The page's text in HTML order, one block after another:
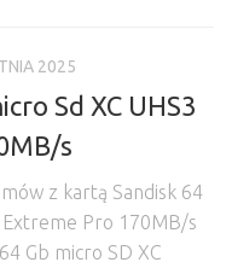
2025
Sd XC UHS3
s
z kartą Sandisk 64
Extreme Pro 170MB/s
Gb micro SD XC